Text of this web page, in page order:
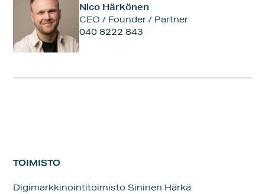
Nico Härkönen
CEO / Founder / Partner
040 8222 843
TOIMISTO
Digimarkkinointitoimisto Sininen Härkä